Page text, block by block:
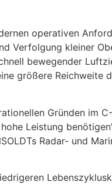
operativen
Verfolgung kleiner
bewegender
größere Reichweite
Gründen im
Leistung
Radar- und